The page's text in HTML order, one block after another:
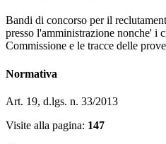
Bandi di concorso per il
presso l'amministrazione nonche' i
Commissione e le tracce delle
Normativa
Art. 19, d.lgs. n. 33/2013
Visite alla pagina: 147